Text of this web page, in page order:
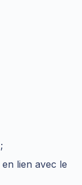
lien avec le